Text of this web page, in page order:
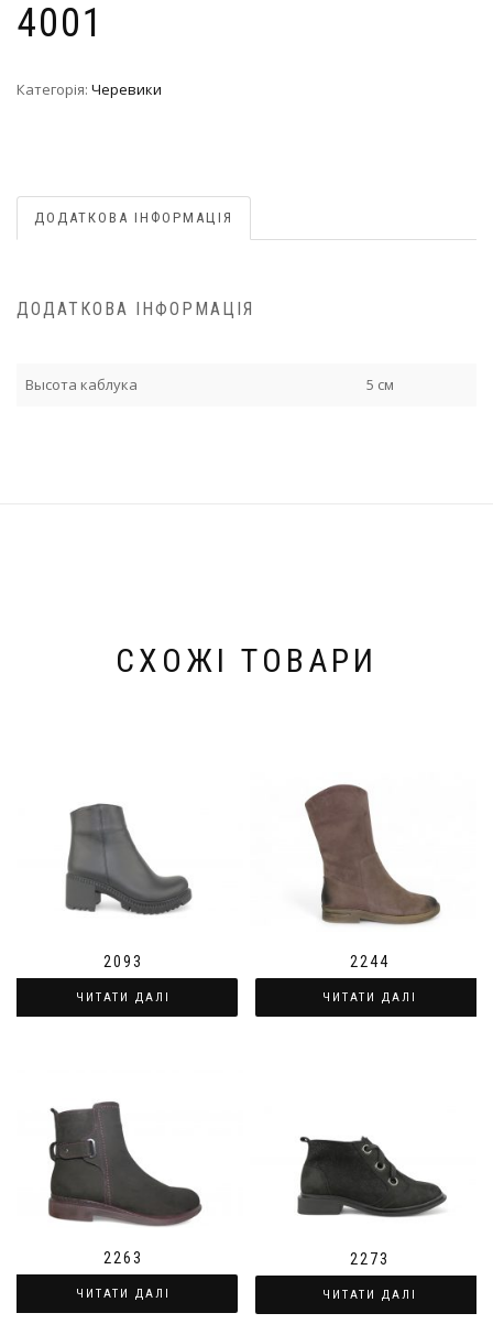
4001
Категорія: Черевики
ДОДАТКОВА ІНФОРМАЦІЯ
ДОДАТКОВА ІНФОРМАЦІЯ
Высота каблука 5 см
СХОЖІ ТОВАРИ
2093
ЧИТАТИ ДАЛІ
2244
ЧИТАТИ ДАЛІ
2263
ЧИТАТИ ДАЛІ
2273
ЧИТАТИ ДАЛІ